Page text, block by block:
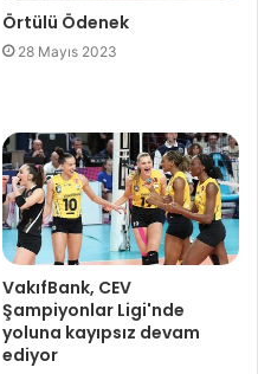
Örtülü Ödenek
28 Mayıs 2023
VakıfBank, CEV
Şampiyonlar Ligi'nde
yoluna kayıpsız devam
ediyor